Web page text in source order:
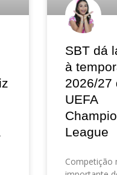
SBT dá
à
2026/27
UEFA
League
Competição